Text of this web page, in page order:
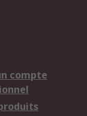
compte